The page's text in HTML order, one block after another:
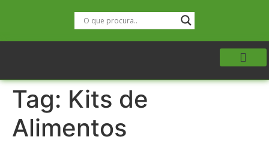
Tag: Kits de
Alimentos